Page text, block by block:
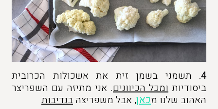
4.
תשמני בשמן זית את אשכולות הכרובית
ביסודיות ומכל הכיוונים. אני מתיזה עם השפריצר
האהוב שלנו מכאן, אבל משפריצה בנדיבות